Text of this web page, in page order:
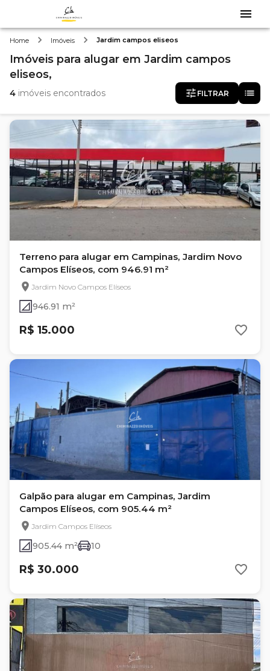
Home Imóveis Jardim campos eliseos
Imóveis para alugar em Jardim campos
eliseos,
4 imóveis encontrados FILTRAR
Terreno para alugar em Campinas, Jardim Novo
Campos Elíseos, com 946.91 m²
Jardim Novo Campos Elíseos
946.91 m²
R$ 15.000
Galpão para alugar em Campinas, Jardim
Campos Elíseos, com 905.44 m²
Jardim Campos Elíseos
905.44 m² 10
R$ 30.000